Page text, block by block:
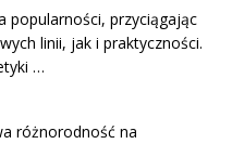
popularności, przyciągając
linii, jak i praktyczności.
…
różnorodność na